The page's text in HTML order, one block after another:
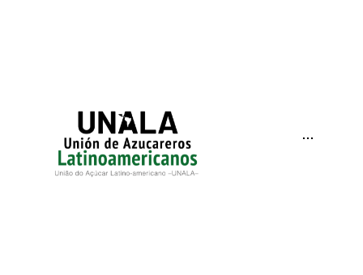
···